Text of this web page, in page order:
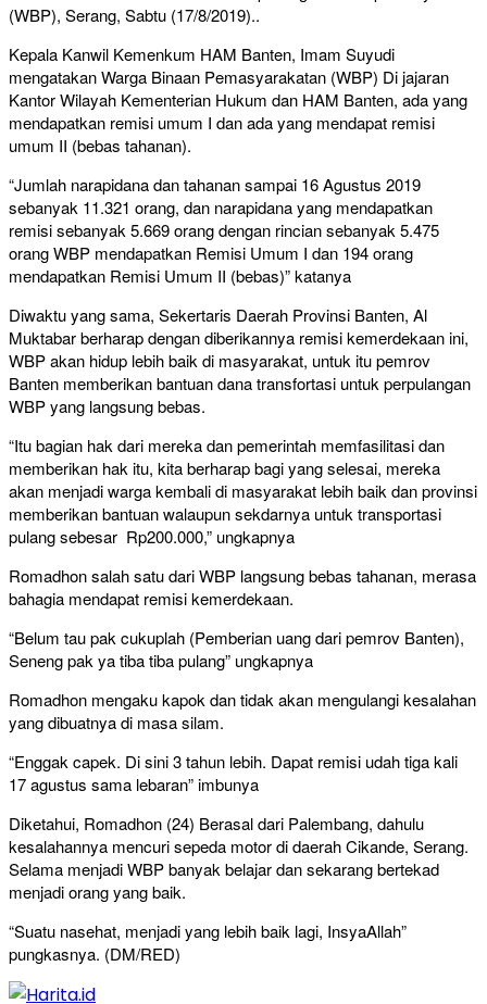
(WBP), Serang, Sabtu (17/8/2019)..
Kepala Kanwil Kemenkum HAM Banten, Imam Suyudi
mengatakan Warga Binaan Pemasyarakatan (WBP) Di jajaran
Kantor Wilayah Kementerian Hukum dan HAM Banten, ada yang
mendapatkan remisi umum I dan ada yang mendapat remisi
umum II (bebas tahanan).
“Jumlah narapidana dan tahanan sampai 16 Agustus 2019
sebanyak 11.321 orang, dan narapidana yang mendapatkan
remisi sebanyak 5.669 orang dengan rincian sebanyak 5.475
orang WBP mendapatkan Remisi Umum I dan 194 orang
mendapatkan Remisi Umum II (bebas)” katanya
Diwaktu yang sama, Sekertaris Daerah Provinsi Banten, Al
Muktabar berharap dengan diberikannya remisi kemerdekaan ini,
WBP akan hidup lebih baik di masyarakat, untuk itu pemrov
Banten memberikan bantuan dana transfortasi untuk perpulangan
WBP yang langsung bebas.
“Itu bagian hak dari mereka dan pemerintah memfasilitasi dan
memberikan hak itu, kita berharap bagi yang selesai, mereka
akan menjadi warga kembali di masyarakat lebih baik dan provinsi
memberikan bantuan walaupun sekdarnya untuk transportasi
pulang sebesar Rp200.000,” ungkapnya
Romadhon salah satu dari WBP langsung bebas tahanan, merasa
bahagia mendapat remisi kemerdekaan.
“Belum tau pak cukuplah (Pemberian uang dari pemrov Banten),
Seneng pak ya tiba tiba pulang” ungkapnya
Romadhon mengaku kapok dan tidak akan mengulangi kesalahan
yang dibuatnya di masa silam.
“Enggak capek. Di sini 3 tahun lebih. Dapat remisi udah tiga kali
17 agustus sama lebaran” imbunya
Diketahui, Romadhon (24) Berasal dari Palembang, dahulu
kesalahannya mencuri sepeda motor di daerah Cikande, Serang.
Selama menjadi WBP banyak belajar dan sekarang bertekad
menjadi orang yang baik.
“Suatu nasehat, menjadi yang lebih baik lagi, InsyaAllah”
pungkasnya. (DM/RED)